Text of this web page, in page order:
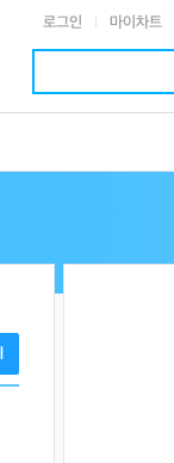
로그인 마이차트